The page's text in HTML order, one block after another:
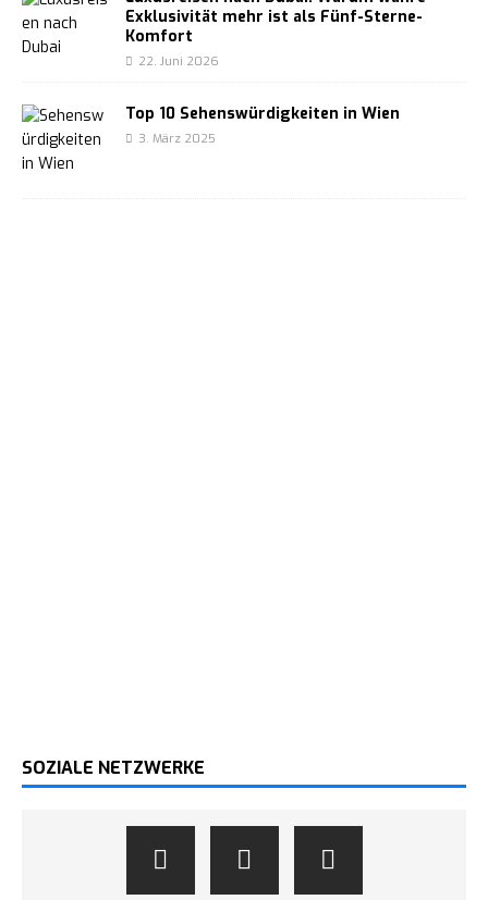
Exklusivität mehr ist als Fünf-Sterne-
Komfort
22. Juni 2026
Top 10 Sehenswürdigkeiten in Wien
3. März 2025
SOZIALE NETZWERKE